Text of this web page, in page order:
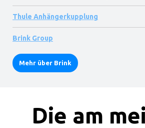
Thule Anhängerkupplung
Brink Group
Mehr über Brink
Die am